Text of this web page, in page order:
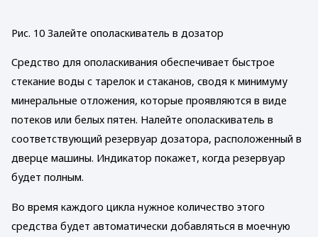
Рис. 10 Залейте ополаскиватель в дозатор
Средство для ополаскивания обеспечивает быстрое
стекание воды с тарелок и стаканов, сводя к минимуму
минеральные отложения, которые проявляются в виде
потеков или белых пятен. Налейте ополаскиватель в
соответствующий резервуар дозатора, расположенный в
дверце машины. Индикатор покажет, когда резервуар
будет полным.
Во время каждого цикла нужное количество этого
средства будет автоматически добавляться в моечную